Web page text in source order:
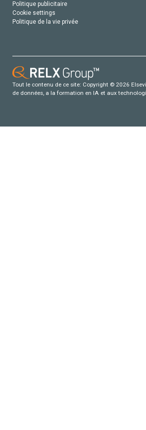
Politique publicitaire
Cookie settings
Politique de la vie privée
Tout le contenu de ce site: Copyright © 2026
de données, a la formation en IA et aux